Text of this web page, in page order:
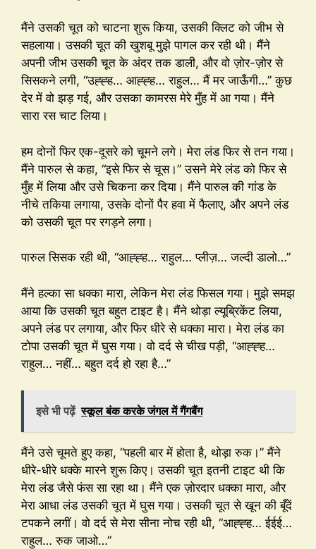
मैंने उसकी चूत को चाटना शुरू किया, उसकी क्लिट को जीभ से
सहलाया। उसकी चूत की खुशबू मुझे पागल कर रही थी। मैंने
अपनी जीभ उसकी चूत के अंदर तक डाली, और वो ज़ोर-ज़ोर से
सिसकने लगी, “उह्ह्ह… आह्ह्ह… राहुल… मैं मर जाऊँगी…” कुछ
देर में वो झड़ गई, और उसका कामरस मेरे मुँह में आ गया। मैंने
सारा रस चाट लिया।
हम दोनों फिर एक-दूसरे को चूमने लगे। मेरा लंड फिर से तन गया।
मैंने पारुल से कहा, “इसे फिर से चूस।” उसने मेरे लंड को फिर से
मुँह में लिया और उसे चिकना कर दिया। मैंने पारुल की गांड के
नीचे तकिया लगाया, उसके दोनों पैर हवा में फैलाए, और अपने लंड
को उसकी चूत पर रगड़ने लगा।
पारुल सिसक रही थी, “आह्ह्ह… राहुल… प्लीज़… जल्दी डालो…”
मैंने हल्का सा धक्का मारा, लेकिन मेरा लंड फिसल गया। मुझे समझ
आया कि उसकी चूत बहुत टाइट है। मैंने थोड़ा ल्यूब्रिकेंट लिया,
अपने लंड पर लगाया, और फिर धीरे से धक्का मारा। मेरा लंड का
टोपा उसकी चूत में घुस गया। वो दर्द से चीख पड़ी, “आह्ह्ह…
राहुल… नहीं… बहुत दर्द हो रहा है…”
इसे भी पढ़ें स्कूल बंक करके जंगल में गैंगबैंग
मैंने उसे चूमते हुए कहा, “पहली बार में होता है, थोड़ा रुक।” मैंने
धीरे-धीरे धक्के मारने शुरू किए। उसकी चूत इतनी टाइट थी कि
मेरा लंड जैसे फंस सा रहा था। मैंने एक ज़ोरदार धक्का मारा, और
मेरा आधा लंड उसकी चूत में घुस गया। उसकी चूत से खून की बूँदें
टपकने लगीं। वो दर्द से मेरा सीना नोच रही थी, “आह्ह्ह… ईईई…
राहुल… रुक जाओ…”